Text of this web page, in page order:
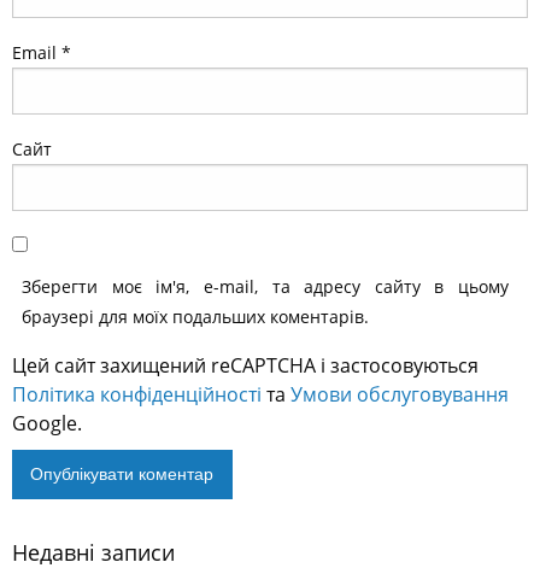
Email *
Сайт
Зберегти моє ім'я, e-mail, та адресу сайту в цьому
браузері для моїх подальших коментарів.
Цей сайт захищений reCAPTCHA і застосовуються
Політика конфіденційності та Умови обслуговування
Google.
Alternative:
Недавні записи